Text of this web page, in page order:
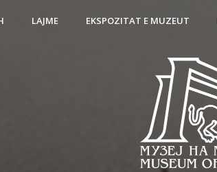
LAJME EKSPOZITAT E MUZEUT